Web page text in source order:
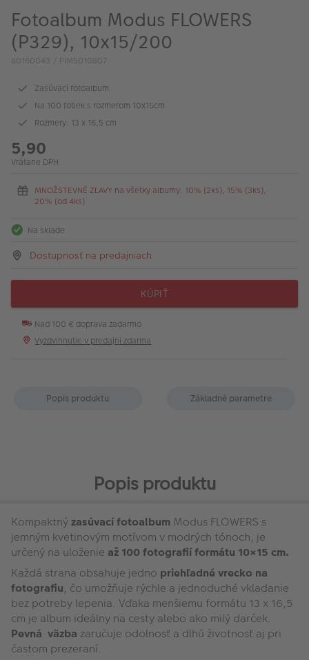
Fotoalbum Modus FLOWERS
(P329), 10x15/200
80160043 / PIM5010807
Zasúvací fotoalbum
Na 100 fotiek s rozmerom 10x15cm
Rozmery: 13 x 16,5 cm
5,90
Vrátane DPH
MNOŽSTEVNÉ ZĽAVY na všetky albumy: 10% (2ks), 15% (3ks),
20% (od 4ks)
Na sklade
Dostupnosť na predajniach
KÚPIŤ
Nad 100 € doprava zadarmo
Vyzdvihnutie v predajni zdarma
Popis produktu Základné parametre
Popis produktu
Kompaktnýzasúvací fotoalbum Modus FLOWERS s
jemným kvetinovým motívom v modrých tónoch, je
určený na uloženie až 100 fotografií formátu 10×15 cm.
Každá strana obsahuje jedno priehľadné vrecko na
fotografiu, čo umožňuje rýchle a jednoduché vkladanie
bez potreby lepenia. Vďaka menšiemu formátu 13 x 16,5
cm je album ideálny na cesty alebo ako milý darček.
Pevná väzba zaručuje odolnosť a dlhú životnosť aj pri
častom prezeraní.